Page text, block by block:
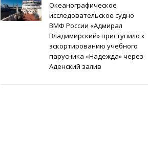
Океанографическое
исследовательское судно
ВМФ России «Адмирал
Владимирский» приступило к
эскортированию учебного
парусника «Надежда» через
Аденский залив